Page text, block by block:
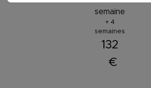
semaine
+ 4
semaines
132
€